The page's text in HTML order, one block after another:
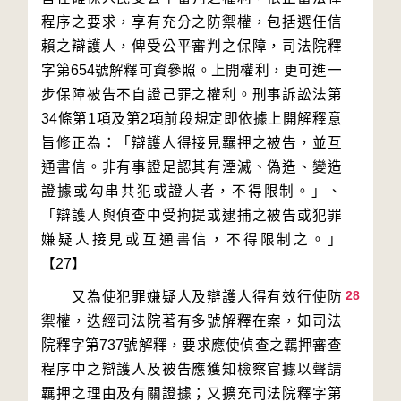
程序之要求，享有充分之防禦權，包括選任信
賴之辯護人，俾受公平審判之保障，司法院釋
字第654號解釋可資參照。上開權利，更可進一
步保障被告不自證己罪之權利。刑事訴訟法第
34條第1項及第2項前段規定即依據上開解釋意
旨修正為：「辯護人得接見羈押之被告，並互
通書信。非有事證足認其有湮滅、偽造、變造
證據或勾串共犯或證人者，不得限制。」、
「辯護人與偵查中受拘提或逮捕之被告或犯罪
嫌疑人接見或互通書信，不得限制之。」
28
又為使犯罪嫌疑人及辯護人得有效行使防
禦權，迭經司法院著有多號解釋在案，如司法
院釋字第737號解釋，要求應使偵查之羈押審查
程序中之辯護人及被告應獲知檢察官據以聲請
羈押之理由及有關證據；又擴充司法院釋字第